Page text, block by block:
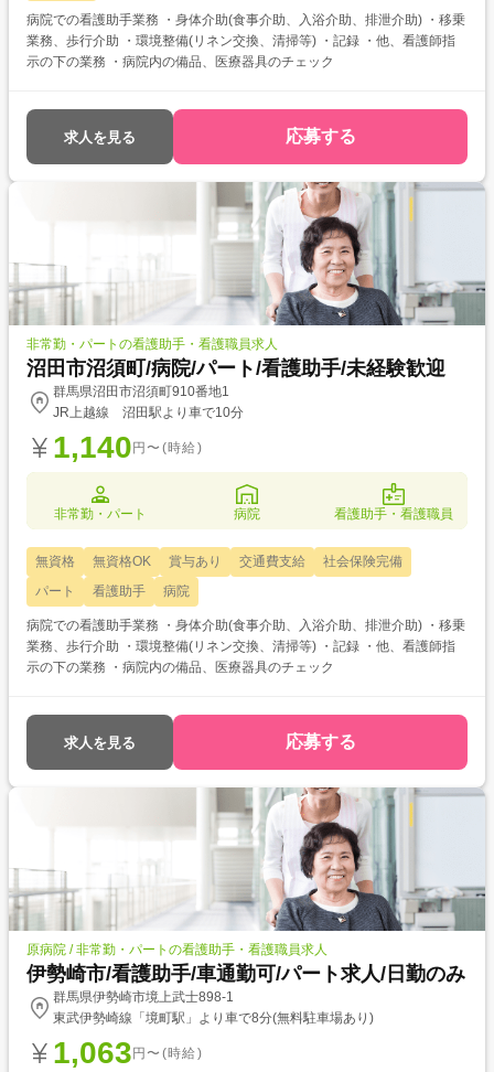
病院での看護助手業務 ・身体介助(食事介助、入浴介助、排泄介助) ・移乗
業務、歩行介助 ・環境整備(リネン交換、清掃等) ・記録 ・他、看護師指
示の下の業務 ・病院内の備品、医療器具のチェック
求人を見る 応募する
非常勤・パートの看護助手・看護職員求人
沼田市沼須町/病院/パート/看護助手/未経験歓迎
群馬県沼田市沼須町910番地1
JR上越線 沼田駅より車で10分
1,140 円〜(時給)
非常勤・パート 病院 看護助手・看護職員
無資格 無資格OK 賞与あり 交通費支給
社会保険完備
パート
看護助手 病院
病院での看護助手業務 ・身体介助(食事介助、入浴介助、排泄介助) ・移乗
業務、歩行介助 ・環境整備(リネン交換、清掃等) ・記録 ・他、看護師指
示の下の業務 ・病院内の備品、医療器具のチェック
求人を見る 応募する
原病院 / 非常勤・パートの看護助手・看護職員求人
伊勢崎市/看護助手/車通勤可/パート求人/日勤のみ
群馬県伊勢崎市境上武士898-1
東武伊勢崎線「境町駅」より車で8分(無料駐車場あり)
1,063 円〜(時給)